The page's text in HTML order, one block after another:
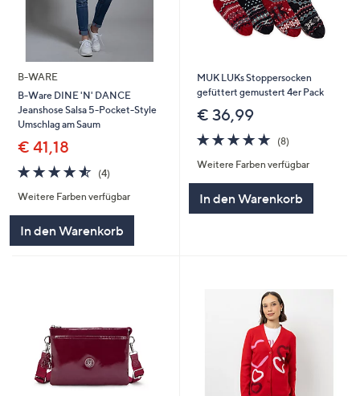
bzw.
um
diese
anzuzeigen.
B-WARE
B-Ware DINE 'N' DANCE
Jeanshose Salsa 5-Pocket-Style
Umschlag am Saum
€ 41,18
4.5
von
5
(4)4
Weitere Farben verfügbar
In den Warenkorb
MUK LUKs Stoppersocken
gefüttert gemustert 4er Pack
€ 36,99
5.0
von
5
(8)8
Weitere Farben verfügbar
In den Warenkorb